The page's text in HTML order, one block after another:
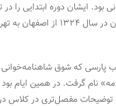
و نویسنده ایرانی بود. ایشان
مطالعه رمان و آثار ادبی را شروع
ادب پارسی که شوق
دوبار در ماه، بر پا می شد، «کلاس
مفصل‌تری در کلاس